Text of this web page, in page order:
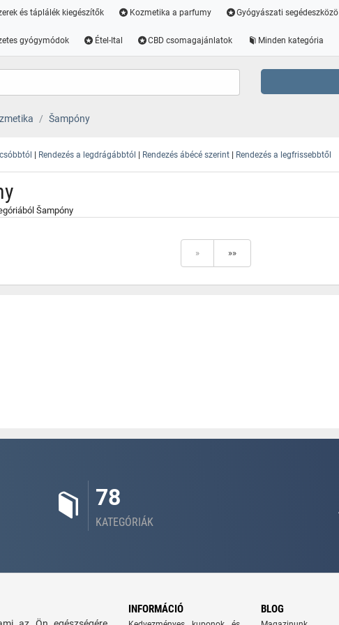
és táplálék kiegészítők Kozmetika a parfumy Gyógyászati segédeszközö
gyógymódok Étel-Ital CBD csomagajánlatok Minden kategória
Šampóny
| Rendezés a legdrágábbtól | Rendezés ábécé szerint | Rendezés a legfrissebbtől
Šampóny
» »»
78
KATEGÓRIÁK
INFORMÁCIÓ BLOG